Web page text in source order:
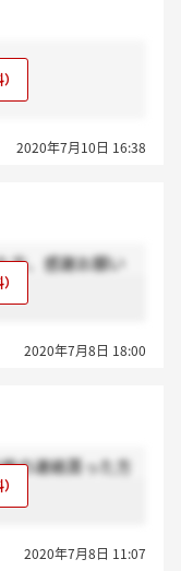
す！
2020年7月10日 16:38
方、感謝お願い
2020年7月8日 18:00
の連絡貰った方
2020年7月8日 11:07